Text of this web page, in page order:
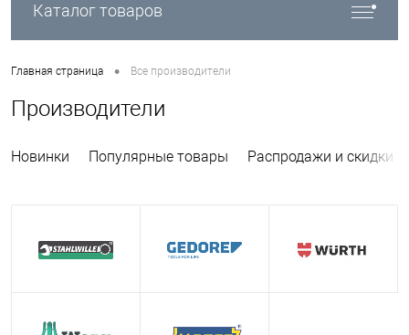
Каталог товаров
Главная страница • Все производители
Производители
Новинки Популярные товары Распродажи и скидки